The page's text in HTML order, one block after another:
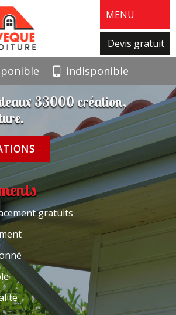
MENU
Devis gratuit
indisponible
33000 création,
gratuits